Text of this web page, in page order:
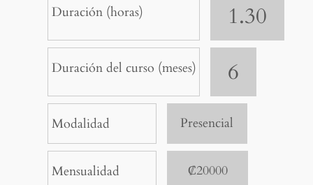
Duración (horas) 1.30
Duración del curso (meses) 6
Modalidad Presencial
Mensualidad ₡20000